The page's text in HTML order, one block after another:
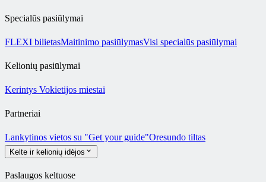
Specialūs pasiūlymai
FLEXI bilietasMaitinimo pasiūlymasVisi specialūs pasiūlymai
Kelionių pasiūlymai
Kerintys Vokietijos miestai
Partneriai
Lankytinos vietos su "Get your guide"Oresundo tiltas
Kelte ir kelionių idėjos
Paslaugos keltuose